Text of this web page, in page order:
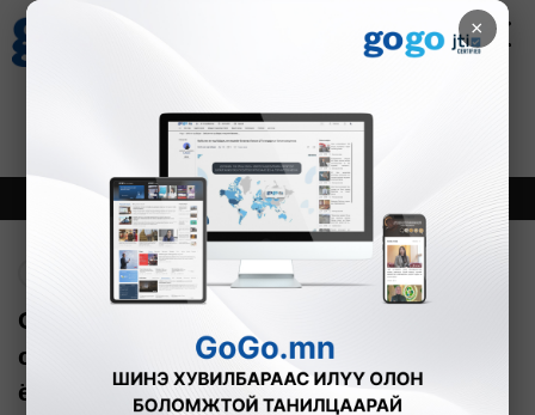
×
Зурхай
8.10
Онцлох Шинэ
Орон сууцны конторууд элэгдлийн
санд засварын мөнгөө цуглуулах
ёстой ч бусад зардалд зарцуулчихдаг